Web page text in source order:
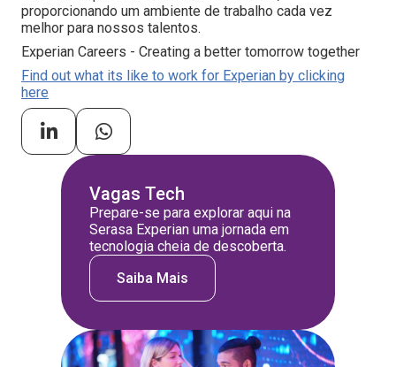
proporcionando um ambiente de trabalho cada vez
melhor para nossos talentos.
Experian Careers - Creating a better tomorrow together
Find out what its like to work for Experian by clicking
here
Vagas Tech
Prepare-se para explorar aqui na
Serasa Experian uma jornada em
tecnologia cheia de descoberta.
Saiba Mais